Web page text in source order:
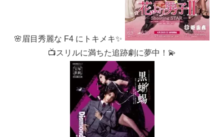
🌸眉目秀麗な F4 にトキメキ✨
📺スリルに満ちた追跡劇に夢中！💫